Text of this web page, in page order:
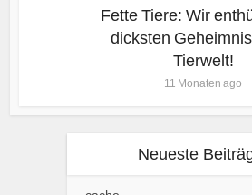
Fette Tiere: Wir
dicksten
Tierwelt!
11 Monaten ago
Neueste